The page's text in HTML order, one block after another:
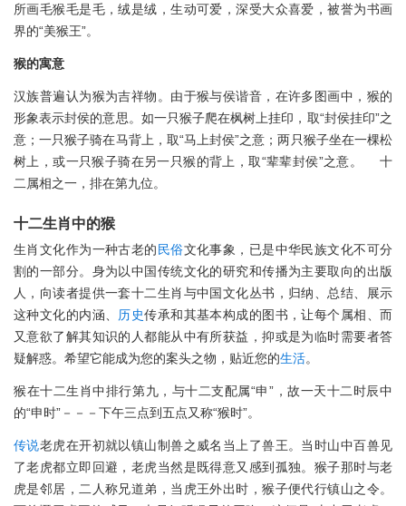
所画毛猴毛是毛，绒是绒，生动可爱，深受大众喜爱，被誉为书画
界的“美猴王”。
猴的寓意
汉族普遍认为猴为吉祥物。由于猴与侯谐音，在许多图画中，猴的
形象表示封侯的意思。如一只猴子爬在枫树上挂印，取“封侯挂印”之
意；一只猴子骑在马背上，取“马上封侯”之意；两只猴子坐在一棵松
树上，或一只猴子骑在另一只猴的背上，取“辈辈封侯”之意。 十
二属相之一，排在第九位。
十二生肖中的猴
生肖文化作为一种古老的民俗文化事象，已是中华民族文化不可分
割的一部分。身为以中国传统文化的研究和传播为主要取向的出版
人，向读者提供一套十二生肖与中国文化丛书，归纳、总结、展示
这种文化的内涵、 历史传承和其基本构成的图书，让每个属相、而
又意欲了解其知识的人都能从中有所获益，抑或是为临时需要者答
疑解惑。希望它能成为您的案头之物，贴近您的生活。
猴在十二生肖中排行第九，与十二支配属“申”，故一天十二时辰中
的“申时”－－－下午三点到五点又称“猴时”。
传说老虎在开初就以镇山制兽之威名当上了兽王。当时山中百兽见
了老虎都立即回避，老虎当然是既得意又感到孤独。猴子那时与老
虎是邻居，二人称兄道弟，当虎王外出时，猴子便代行镇山之令。